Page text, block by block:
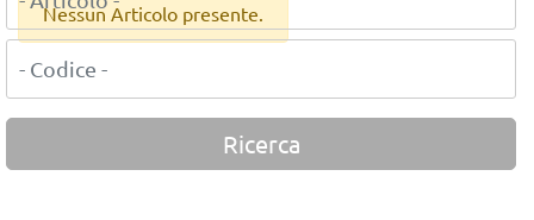
Nessun Articolo presente.